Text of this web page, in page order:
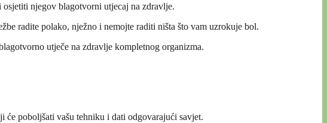
njegov blagotvorni utjecaj na zdravlje.
radite polako, nježno i nemojte raditi ništa što vam uzrokuje bol.
utječe na zdravlje kompletnog organizma.
poboljšati vašu tehniku i dati odgovarajući savjet.